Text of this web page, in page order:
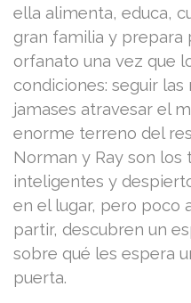
ella alimenta, educa,
gran familia y prepara
orfanato una vez que
condiciones: seguir
jamases atravesar el
enorme terreno del
Norman y Ray son los
inteligentes y
en el lugar, pero poco
partir, descubren un
sobre qué les espera
puerta.